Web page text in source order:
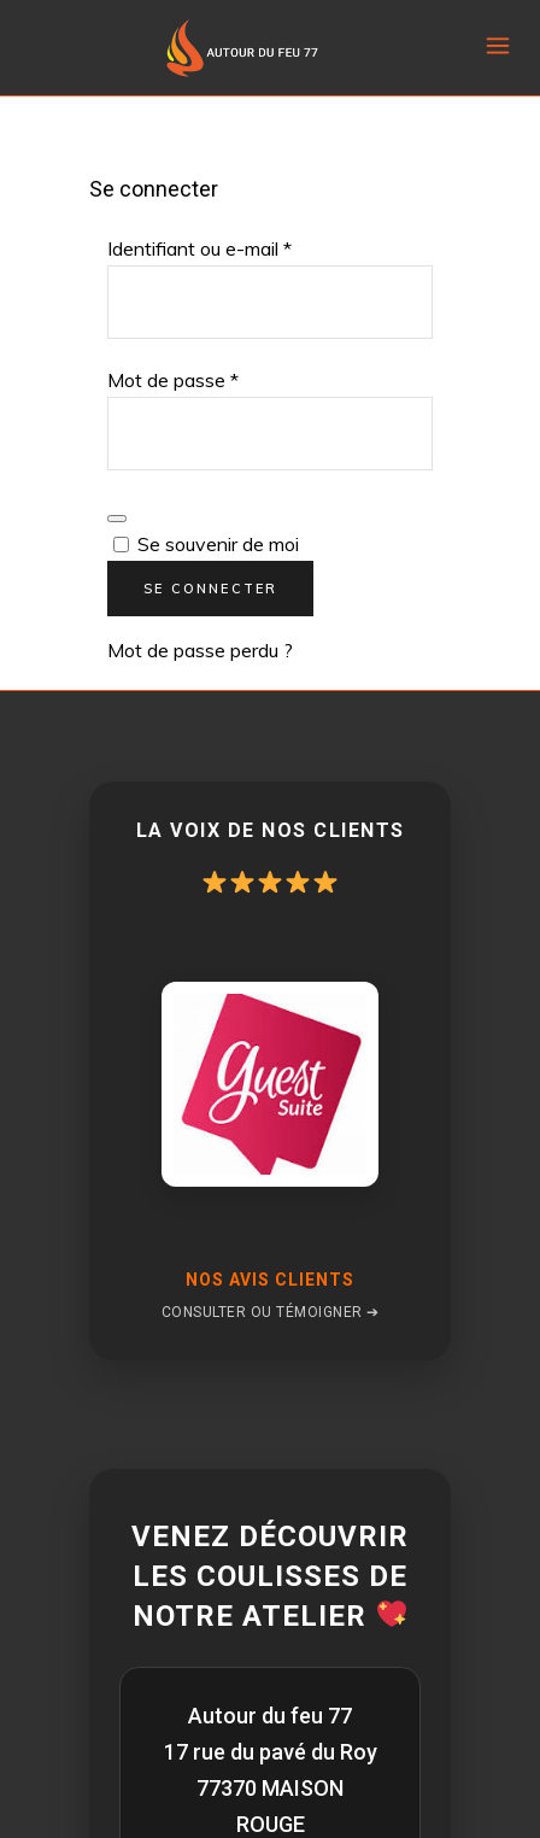
Se connecter
Identifiant ou e-mail *Obligatoire
Mot de passe *Obligatoire
Se souvenir de moi
SE CONNECTER
Mot de passe perdu ?
LA VOIX DE NOS CLIENTS
NOS AVIS CLIENTS
CONSULTER OU TÉMOIGNER ➔
VENEZ DÉCOUVRIR
LES COULISSES DE
NOTRE ATELIER
Autour du feu 77
17 rue du pavé du Roy
77370 MAISON
ROUGE